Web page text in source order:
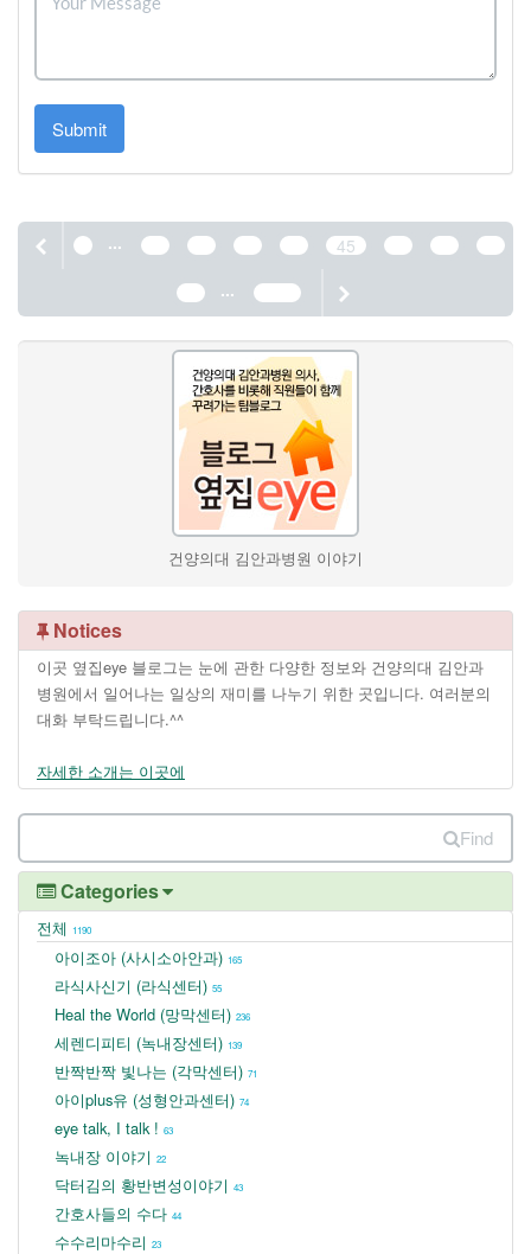
Submit
... 45
...
건양의대 김안과병원 이야기
Notices
이곳 옆집eye 블로그는 눈에 관한 다양한 정보와 건양의대 김안과
병원에서 일어나는 일상의 재미를 나누기 위한 곳입니다. 여러분의
대화 부탁드립니다.^^
자세한 소개는 이곳에
Find
Categories
전체 1190
아이조아 (사시소아안과) 165
라식사신기 (라식센터) 55
Heal the World (망막센터) 236
세렌디피티 (녹내장센터) 139
반짝반짝 빛나는 (각막센터) 71
아이plus유 (성형안과센터) 74
eye talk, I talk ! 63
녹내장 이야기 22
닥터김의 황반변성이야기 43
간호사들의 수다 44
수수리마수리 23